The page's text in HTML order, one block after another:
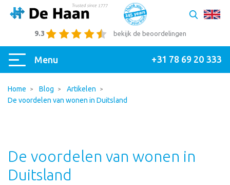
bekijk de beoordelingen
9.3
Menu +31 78 69 20 333
Home Blog
Artikelen
De voordelen van wonen in Duitsland
De voordelen van wonen in
Duitsland